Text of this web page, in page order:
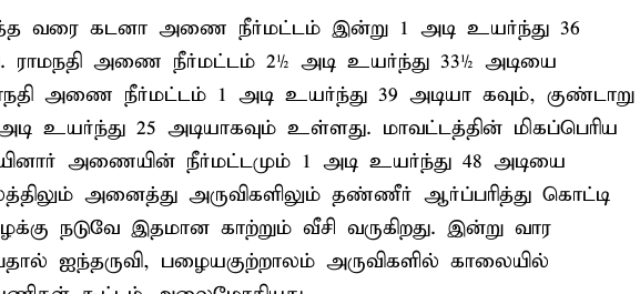
கடனா அணை நீர்மட்டம் இன்று 1 அடி உயர்ந்து 36
ராமநதி அணை நீர்மட்டம் 2½ அடி உயர்ந்து 33½ அடியை
அணை நீர்மட்டம் 1 அடி உயர்ந்து 39 அடியா கவும், குண்டாறு
உயர்ந்து 25 அடியாகவும் உள்ளது. மாவட்டத்தின் மிகப்பெரிய
அணையின் நீர்மட்டமும் 1 அடி உயர்ந்து 48 அடியை
அனைத்து அருவிகளிலும் தண்ணீர் ஆர்ப்பரித்து கொட்டி
நடுவே இதமான காற்றும் வீசி வருகிறது. இன்று வார
ஐந்தருவி, பழையகுற்றாலம் அருவிகளில் காலையில்